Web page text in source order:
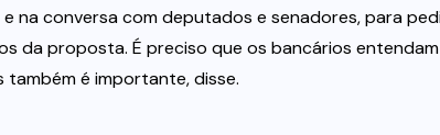
na conversa com deputados e senadores, para
da proposta. É preciso que os bancários entendam
é importante, disse.